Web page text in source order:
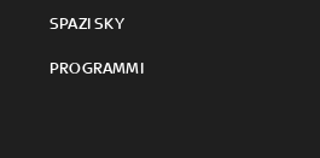
SPAZI SKY
PROGRAMMI